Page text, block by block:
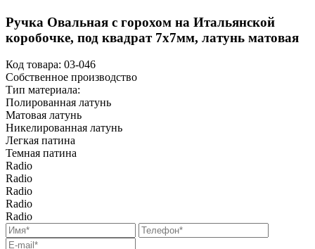
Ручка Овальная с горохом на Итальянской
коробочке, под квадрат 7х7мм, латунь матовая
Код товара: 03-046
Собственное производство
Тип материала:
Полированная латунь
Матовая латунь
Никелированная латунь
Легкая патина
Темная патина
Radio
Radio
Radio
Radio
Radio